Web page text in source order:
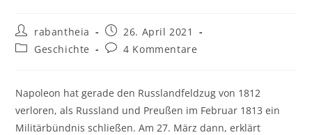
Beitrags-
Autor:
rabantheia
Beitrag
veröffentlicht:
26. April 2021
Beitrags-
Geschichte
Beitrags-
4 Kommentare
Napoleon hat gerade den Russlandfeldzug von 1812
verloren, als Russland und Preußen im Februar 1813 ein
Militärbündnis schließen. Am 27. März dann, erklärt